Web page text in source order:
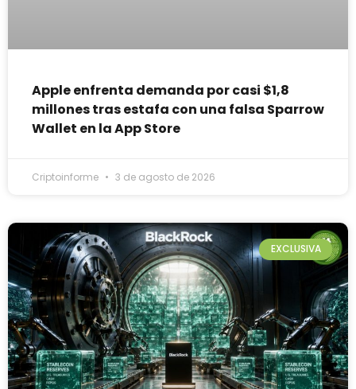
Apple enfrenta demanda por casi $1,8
millones tras estafa con una falsa Sparrow
Wallet en la App Store
Criptoinforme 3 de agosto de 2026
EXCLUSIVA